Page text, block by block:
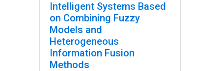
Intelligent Systems Based
on Combining Fuzzy
Models and
Heterogeneous
Information Fusion
Methods